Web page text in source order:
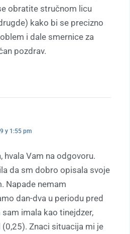
obratite stručnom licu
kako bi se precizno
i dale smernice za
pozdrav.
у 1:55 pm
Vam na odgovoru.
da sm dobro opisala svoje
Napade nemam
dan-dva u periodu pred
imala kao tinejdzer,
Znaci situacija mi je